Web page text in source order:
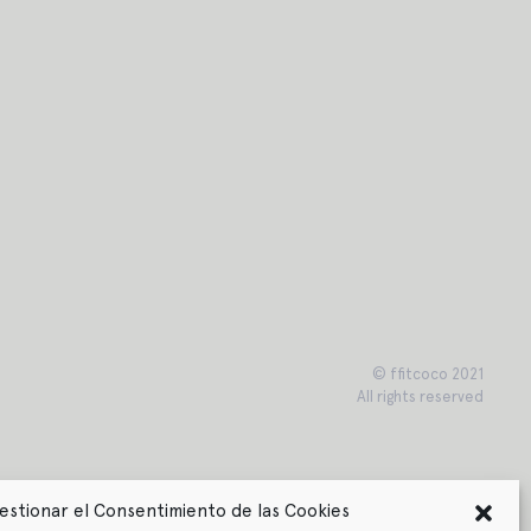
el Consentimiento de las Cookies
© ffitcoco 2021
All rights reserved